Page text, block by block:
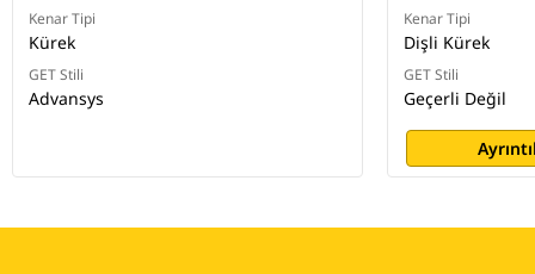
Kenar Tipi
Kürek
GET Stili
Advansys
Kenar Tipi
Dişli Kürek
GET Stili
Geçerli Değil